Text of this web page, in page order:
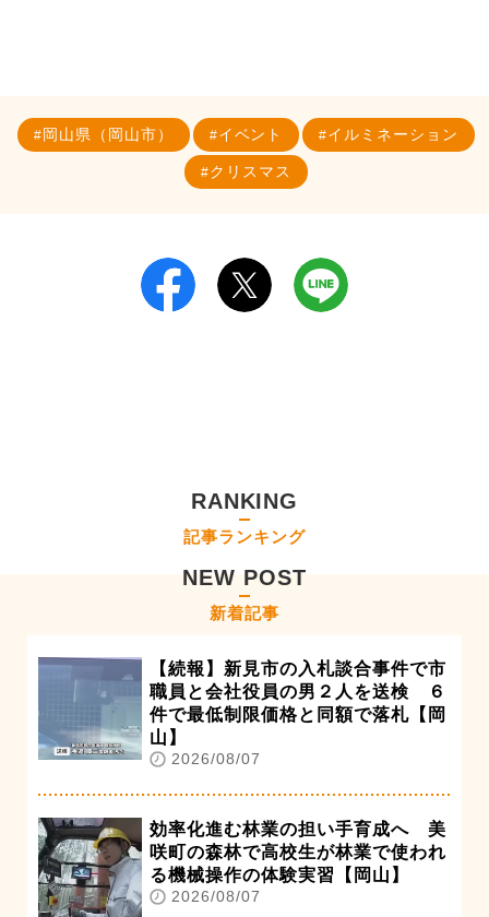
岡山県（岡山市） イベント イルミネーション
クリスマス
RANKING
記事ランキング
NEW POST
新着記事
【続報】新見市の入札談合事件で市
職員と会社役員の男２人を送検 ６
件で最低制限価格と同額で落札【岡
山】
2026/08/07
効率化進む林業の担い手育成へ 美
咲町の森林で高校生が林業で使われ
る機械操作の体験実習【岡山】
2026/08/07